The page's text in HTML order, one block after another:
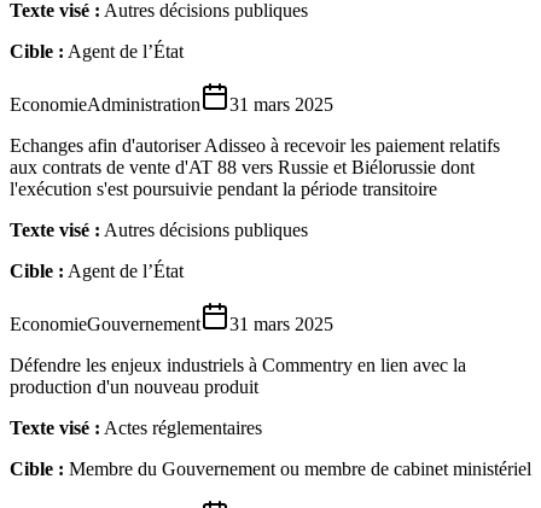
Texte visé : Autres décisions publiques
Cible : Agent de l’État
EconomieAdministration
31 mars 2025
Echanges afin d'autoriser Adisseo à recevoir les paiement relatifs
aux contrats de vente d'AT 88 vers Russie et Biélorussie dont
l'exécution s'est poursuivie pendant la période transitoire
Texte visé : Autres décisions publiques
Cible : Agent de l’État
EconomieGouvernement
31 mars 2025
Défendre les enjeux industriels à Commentry en lien avec la
production d'un nouveau produit
Texte visé : Actes réglementaires
Cible : Membre du Gouvernement ou membre de cabinet ministériel